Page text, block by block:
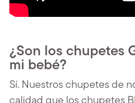
¿Son los chupetes
mi bebé?
Sí. Nuestros chupetes de